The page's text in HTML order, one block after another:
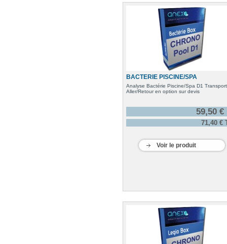
BACTERIE PISCINE/SPA
Analyse Bactérie Piscine/Spa D1 Transport
Aller/Retour en option sur devis
59,50 €
71,40 €
Voir le produit